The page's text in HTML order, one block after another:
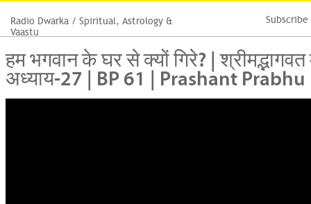
Radio Dwarka / Spiritual, Astrology &
Vaastu
हम भगवान के घर से क्यों गिरे? |
अध्याय-27 | BP 61 | Prashant Prabhu